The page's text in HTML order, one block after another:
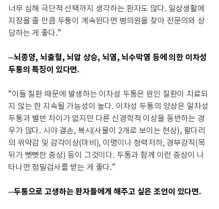
너무 심해 극단적 선택까지 생각하는 환자도 많다. 일상생활에
지장을 줄 만큼 두통이 계속된다면 병의원을 찾아 전문의와 상
담하는 게 좋다.”
─뇌종양, 뇌출혈, 뇌압 상승, 뇌염, 뇌수막염 등에 의한 이차성
두통의 특징이 있다면.
“이들 질환 때문에 발생하는 이차성 두통은 원인 질환이 치료되
지 않는 한 지속될 가능성이 높다. 이차성 두통의 양상은 일차성
두통과 별반 차이가 없지만 다른 신경학적 이상을 동반하는 경
우가 많다. 시야 결손, 복시(사물이 2개로 보이는 현상), 팔다리
의 위약감 및 감각이상(마비), 이명이나 청력저하, 경부강직(목
뒤가 뻣뻣한 증상) 등이 그것이다. 두통과 함께 이런 증상이 나
타나면 정밀검사를 받는 게 좋다.”
─두통으로 고생하는 환자들에게 해주고 싶은 조언이 있다면.